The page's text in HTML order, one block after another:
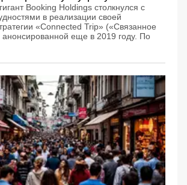
Booking Holdings столкнулся с
в реализации своей
«Connected Trip» («Связанное
анонсированной еще в 2019 году. По